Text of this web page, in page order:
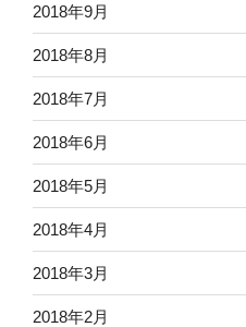
2018年9月
2018年8月
2018年7月
2018年6月
2018年5月
2018年4月
2018年3月
2018年2月